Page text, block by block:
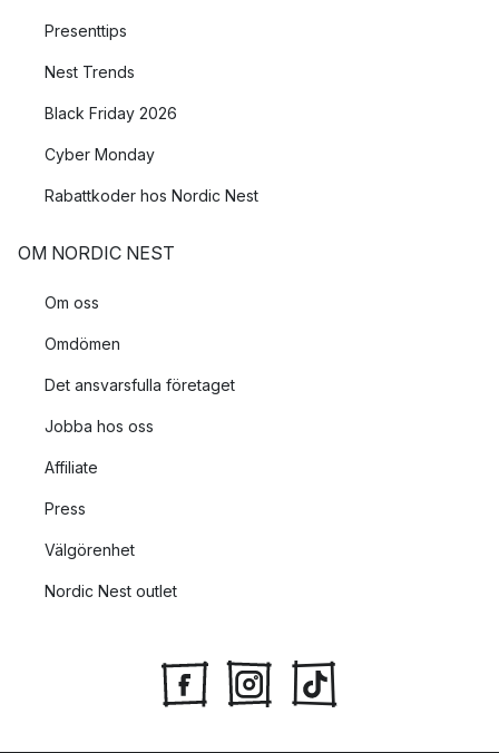
Presenttips
Nest Trends
Black Friday 2026
Cyber Monday
Rabattkoder hos Nordic Nest
OM NORDIC NEST
Om oss
Omdömen
Det ansvarsfulla företaget
Jobba hos oss
Affiliate
Press
Välgörenhet
Nordic Nest outlet